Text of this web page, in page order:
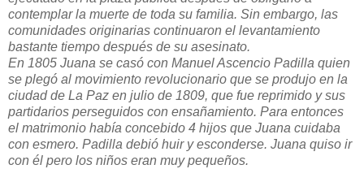
contemplar la muerte de toda su familia. Sin embargo, las
comunidades originarias continuaron el levantamiento
bastante tiempo después de su asesinato.
En 1805 Juana se casó con Manuel Ascencio Padilla quien
se plegó al movimiento revolucionario que se produjo en la
ciudad de La Paz en julio de 1809, que fue reprimido y sus
partidarios perseguidos con ensañamiento. Para entonces
el matrimonio había concebido 4 hijos que Juana cuidaba
con esmero. Padilla debió huir y esconderse. Juana quiso ir
con él pero los niños eran muy pequeños.